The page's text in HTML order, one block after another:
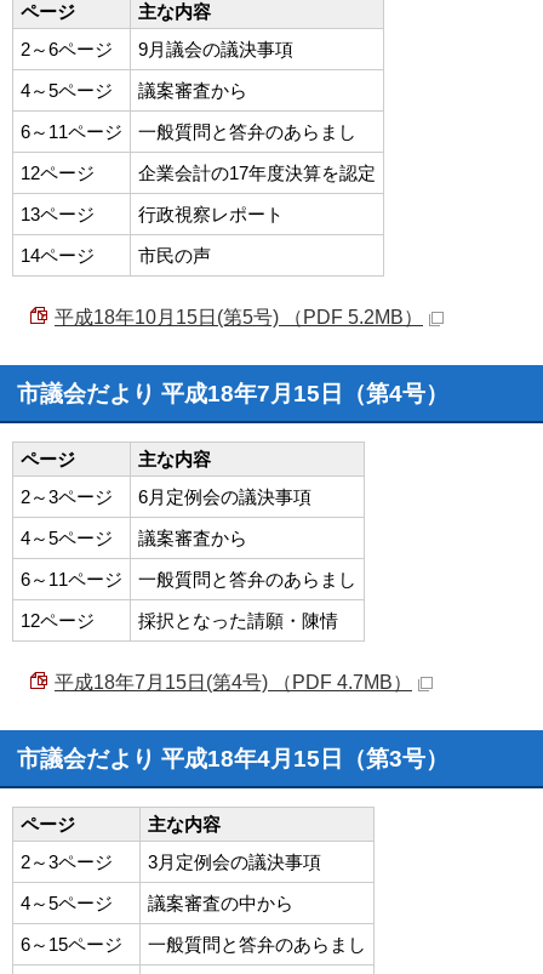
ページ
主な内容
2～6ページ
9月議会の議決事項
4～5ページ
議案審査から
6～11ページ
一般質問と答弁のあらまし
12ページ
企業会計の17年度決算を認定
13ページ
行政視察レポート
14ページ
市民の声
平成18年10月15日(第5号) （PDF 5.2MB）
市議会だより 平成18年7月15日（第4号）
ページ
主な内容
2～3ページ
6月定例会の議決事項
4～5ページ
議案審査から
6～11ページ
一般質問と答弁のあらまし
12ページ
採択となった請願・陳情
平成18年7月15日(第4号) （PDF 4.7MB）
市議会だより 平成18年4月15日（第3号）
ページ
主な内容
2～3ページ
3月定例会の議決事項
4～5ページ
議案審査の中から
6～15ページ
一般質問と答弁のあらまし